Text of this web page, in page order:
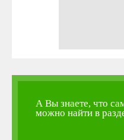
А Вы знаете, что
можно найти в